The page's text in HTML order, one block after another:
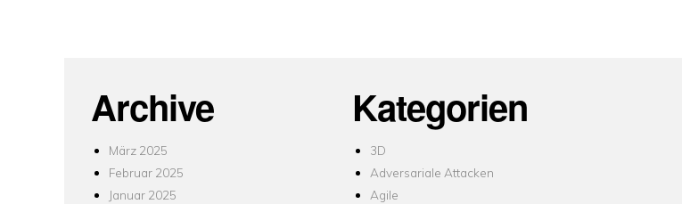
Archive
März 2025
Februar 2025
Januar 2025
Kategorien
3D
Adversariale Attacken
Agile